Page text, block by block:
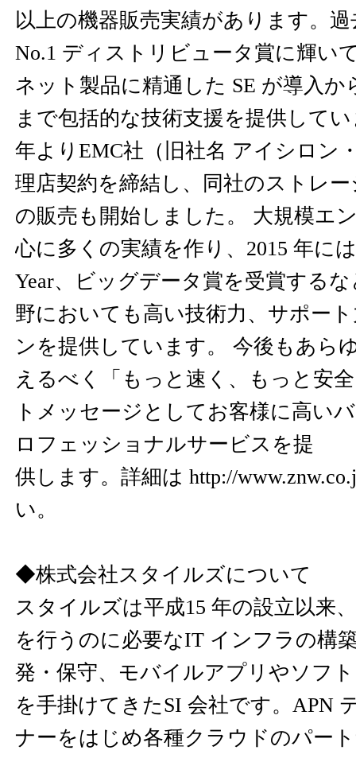
以上の機器販売実績があります。
No.1 ディストリビュータ賞に輝い
ネット製品に精通した SE が導入か
まで包括的な技術支援を提供して
年よりEMC社（旧社名 アイシロン
理店契約を締結し、同社のストレ
の販売も開始しました。 大規模エ
心に多くの実績を作り、2015 年には
Year、ビッグデータ賞を受賞する
野においても高い技術力、サポー
ンを提供しています。 今後もあら
えるべく「もっと速く、もっと安
トメッセージとしてお客様に高い
ロフェッショナルサービスを提
供します。詳細は http://
い。
◆株式会社スタイルズについて
スタイルズは平成15 年の設立以来
を行うのに必要なIT インフラの構
発・保守、モバイルアプリやソフ
を手掛けてきたSI 会社です。APN
ナーをはじめ各種クラウドのパー